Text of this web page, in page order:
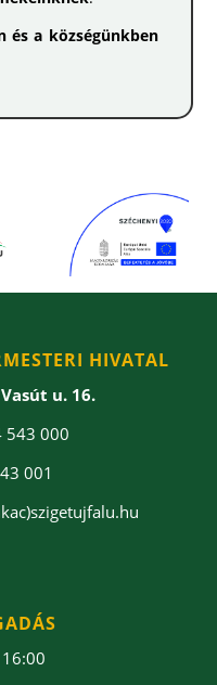
és a községünkben
HIVATAL
u. 16.
543 000
001